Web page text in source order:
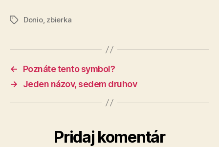
Značky
Donio, zbierka
←
Poznáte tento symbol?
→
Jeden názov, sedem druhov
Pridaj komentár